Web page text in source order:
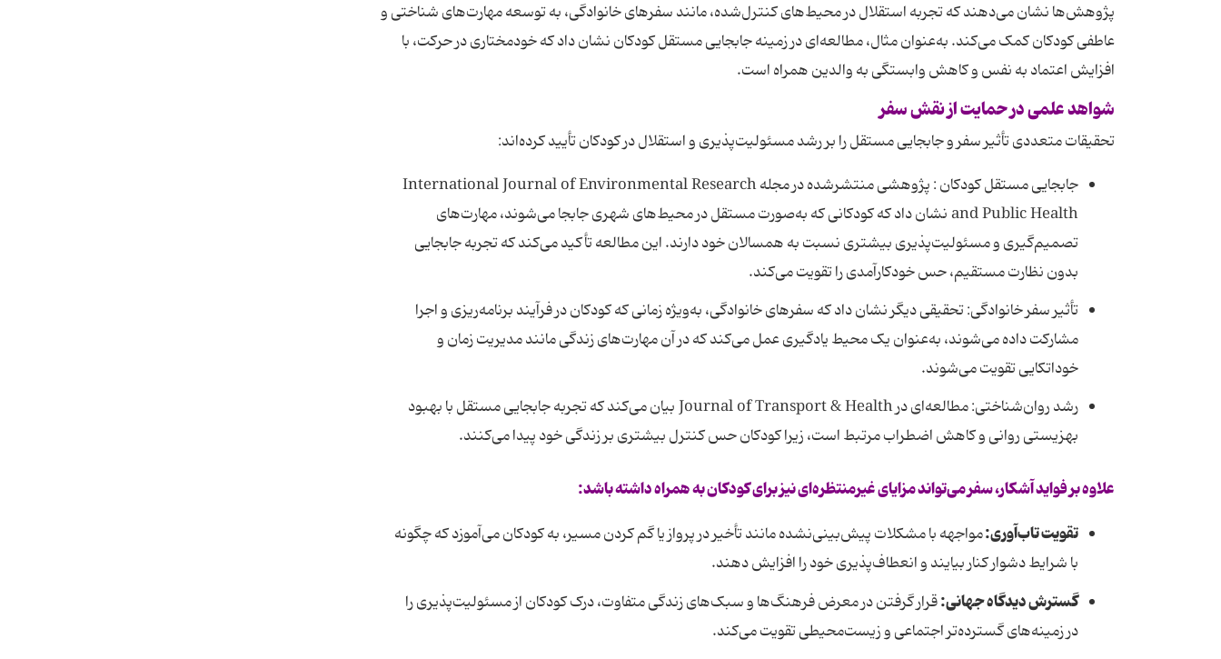
پژوهش‌ها نشان می‌دهند که تجربه استقلال در محیط‌های کنترل‌شده، مانند سفرهای خانوادگی، به توسعه مهارت‌های شناختی و
عاطفی کودکان کمک می‌کند. به‌عنوان مثال، مطالعه‌ای در زمینه جابجایی مستقل کودکان نشان داد که خودمختاری در حرکت، با
افزایش اعتماد به نفس و کاهش وابستگی به والدین همراه است.
شواهد علمی در حمایت از نقش سفر
تحقیقات متعددی تأثیر سفر و جابجایی مستقل را بر رشد مسئولیت‌پذیری و استقلال در کودکان تأیید کرده‌اند:
جابجایی مستقل کودکان : پژوهشی منتشرشده در مجله International Journal of Environmental Research
and Public Health نشان داد که کودکانی که به‌صورت مستقل در محیط‌های شهری جابجا می‌شوند، مهارت‌های
تصمیم‌گیری و مسئولیت‌پذیری بیشتری نسبت به همسالان خود دارند. این مطالعه تأکید می‌کند که تجربه جابجایی
بدون نظارت مستقیم، حس خودکارآمدی را تقویت می‌کند.
تأثیر سفر خانوادگی: تحقیقی دیگر نشان داد که سفرهای خانوادگی، به‌ویژه زمانی که کودکان در فرآیند برنامه‌ریزی و اجرا
مشارکت داده می‌شوند، به‌عنوان یک محیط یادگیری عمل می‌کند که در آن مهارت‌های زندگی مانند مدیریت زمان و
خوداتکایی تقویت می‌شوند.
رشد روان‌شناختی: مطالعه‌ای در Journal of Transport & Health بیان می‌کند که تجربه جابجایی مستقل با بهبود
بهزیستی روانی و کاهش اضطراب مرتبط است، زیرا کودکان حس کنترل بیشتری بر زندگی خود پیدا می‌کنند.
علاوه بر فواید آشکار، سفر می‌تواند مزایای غیرمنتظره‌ای نیز برای کودکان به همراه داشته باشد:
تقویت تاب‌آوری:مواجهه با مشکلات پیش‌بینی‌نشده مانند تأخیر در پرواز یا گم کردن مسیر، به کودکان می‌آموزد که چگونه
با شرایط دشوار کنار بیایند و انعطاف‌پذیری خود را افزایش دهند.
گسترش دیدگاه جهانی:قرار گرفتن در معرض فرهنگ‌ها و سبک‌های زندگی متفاوت، درک کودکان از مسئولیت‌پذیری را
در زمینه‌های گسترده‌تر اجتماعی و زیست‌محیطی تقویت می‌کند.